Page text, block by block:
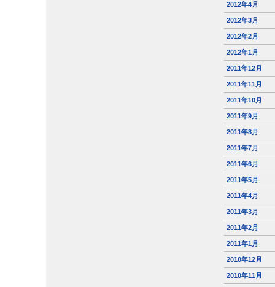
2012年4月
2012年3月
2012年2月
2012年1月
2011年12月
2011年11月
2011年10月
2011年9月
2011年8月
2011年7月
2011年6月
2011年5月
2011年4月
2011年3月
2011年2月
2011年1月
2010年12月
2010年11月